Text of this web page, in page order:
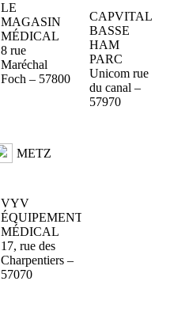
LE
MAGASIN
MÉDICAL
8 rue
Maréchal
Foch – 57800
METZ
VYV
ÉQUIPEMENT
MÉDICAL
17, rue des
Charpentiers –
57070
CAPVITAL
BASSE
HAM
PARC
Unicom rue
du canal –
57970